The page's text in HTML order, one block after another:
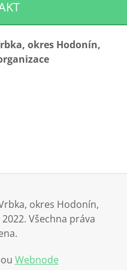
okres Hodonín,
okres Hodonín,
Všechna práva
Webnode